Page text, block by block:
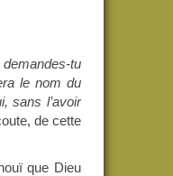
demandes-tu
le nom du
sans l’avoir
de cette
que Dieu